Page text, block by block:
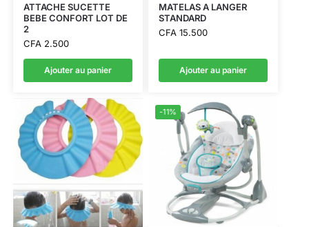
ATTACHE SUCETTE
BEBE CONFORT LOT DE
2
CFA2.500
Ajouter au panier
MATELAS A LANGER
STANDARD
CFA15.500
Ajouter au panier
-11%